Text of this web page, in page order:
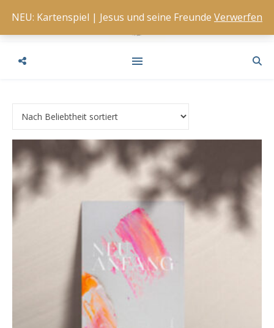
NEU: Kartenspiel | Jesus und seine Freunde Verwerfen